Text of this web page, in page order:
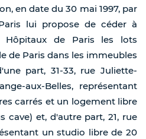
en date du 30 mai 1997, par
lui propose de céder à
Hôpitaux de Paris les lots
de Paris dans les immeubles
part, 31-33, rue Juliette-
aux-Belles, représentant
carrés et un logement libre
cave) et, d'autre part, 21, rue
un studio libre de 20